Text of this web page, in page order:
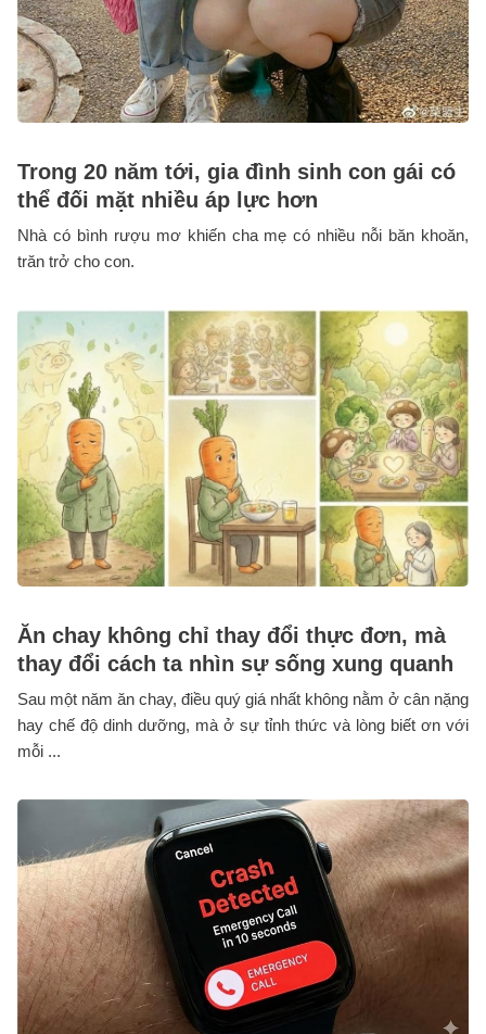
Trong 20 năm tới, gia đình sinh con gái có
thể đối mặt nhiều áp lực hơn
Nhà có bình rượu mơ khiến cha mẹ có nhiều nỗi băn khoăn,
trăn trở cho con.
Ăn chay không chỉ thay đổi thực đơn, mà
thay đổi cách ta nhìn sự sống xung quanh
Sau một năm ăn chay, điều quý giá nhất không nằm ở cân nặng
hay chế độ dinh dưỡng, mà ở sự tỉnh thức và lòng biết ơn với
mỗi ...